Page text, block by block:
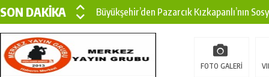
SON DAKİKA
Büyükşehir’den Pazarcık Kızkapanlı’nın
Büyükşehir’den Pazarcık Kırsalına Modern
Çin’den KSÜ’ye Uluslararası Başarı:
FOTO GALERİ